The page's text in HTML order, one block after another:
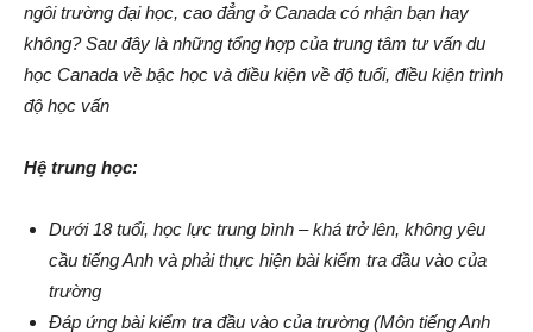
ngôi trường đại học, cao đẳng ở Canada có nhận bạn hay
không? Sau đây là những tổng hợp của trung tâm tư vấn du
học Canada về bậc học và điều kiện về độ tuổi, điều kiện trình
độ học vấn
Hệ trung học:
Dưới 18 tuổi, học lực trung bình – khá trở lên, không yêu
cầu tiếng Anh và phải thực hiện bài kiểm tra đầu vào của
trường
Đáp ứng bài kiểm tra đầu vào của trường (Môn tiếng Anh